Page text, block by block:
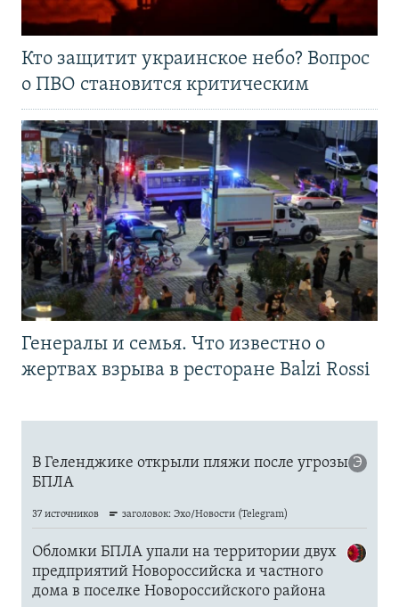
Кто защитит украинское небо? Вопрос
о ПВО становится критическим
Генералы и семья. Что известно о
жертвах взрыва в ресторане Balzi Rossi